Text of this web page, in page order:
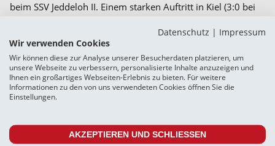
beim SSV Jeddeloh II. Einem starken Auftritt in Kiel (3:0 bei
nach dem bravourösen 1:1-Remis in Hannover enttäuschte
die Mannschaft im Ammerland, wo sie es nicht schaffte, in
wichtigen Phasen des Spiels die Weichen zu ihrem Gunsten
zu stellen. Sowohl nach dem 1:1-Ausgleich als auch mit der
das Spiel in gewünschte Bahnen zu lenken. Trainer Torsten
Fröhling verwies schon im Vorfeld auf den Faktor „Druck“.
Datenschutz | Impressum
Wir verwenden Cookies
Wir können diese zur Analyse unserer Besucherdaten platzieren, um
unsere Webseite zu verbessern, personalisierte Inhalte anzuzeigen und
Ihnen ein großartiges Webseiten-Erlebnis zu bieten. Für weitere
Informationen zu den von uns verwendeten Cookies öffnen Sie die
Einstellungen.
AKZEPTIEREN UND SCHLIESSEN